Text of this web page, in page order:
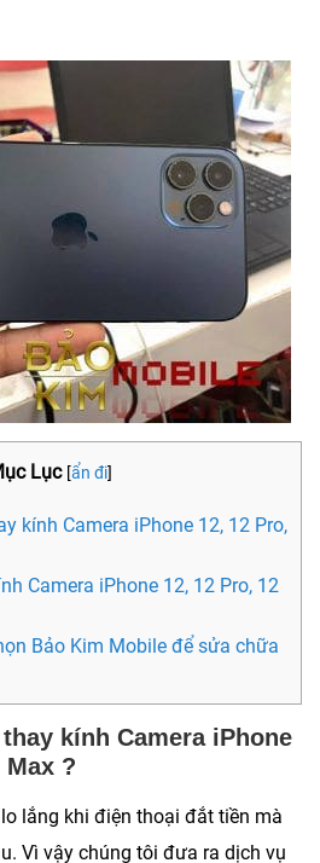
Lục [ẩn đi]
kính Camera iPhone 12, 12 Pro,
Camera iPhone 12, 12 Pro, 12
Bảo Kim Mobile để sửa chữa
kính Camera iPhone
Max ?
lắng khi điện thoại đắt tiền mà
Vì vậy chúng tôi đưa ra dịch vụ